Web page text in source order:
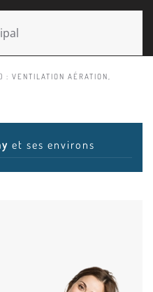
: VENTILATION AÉRATION,
et ses environs